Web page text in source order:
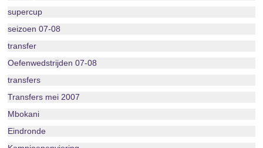
supercup
seizoen 07-08
transfer
Oefenwedstrijden 07-08
transfers
Transfers mei 2007
Mbokani
Eindronde